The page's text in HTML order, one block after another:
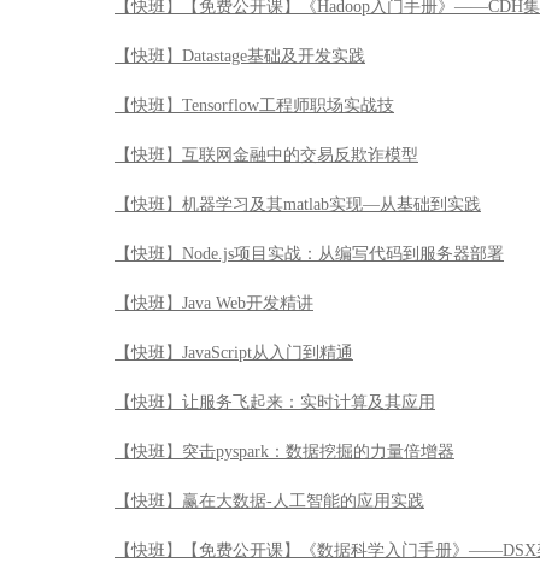
【快班】【免费公开课】《Hadoop入门手册》——CDH
【快班】Datastage基础及开发实践
【快班】Tensorflow工程师职场实战技
【快班】互联网金融中的交易反欺诈模型
【快班】机器学习及其matlab实现—从基础到实践
【快班】Node.js项目实战：从编写代码到服务器部署
【快班】Java Web开发精讲
【快班】JavaScript从入门到精通
【快班】让服务飞起来：实时计算及其应用
【快班】突击pyspark：数据挖掘的力量倍增器
【快班】赢在大数据-人工智能的应用实践
【快班】【免费公开课】《数据科学入门手册》